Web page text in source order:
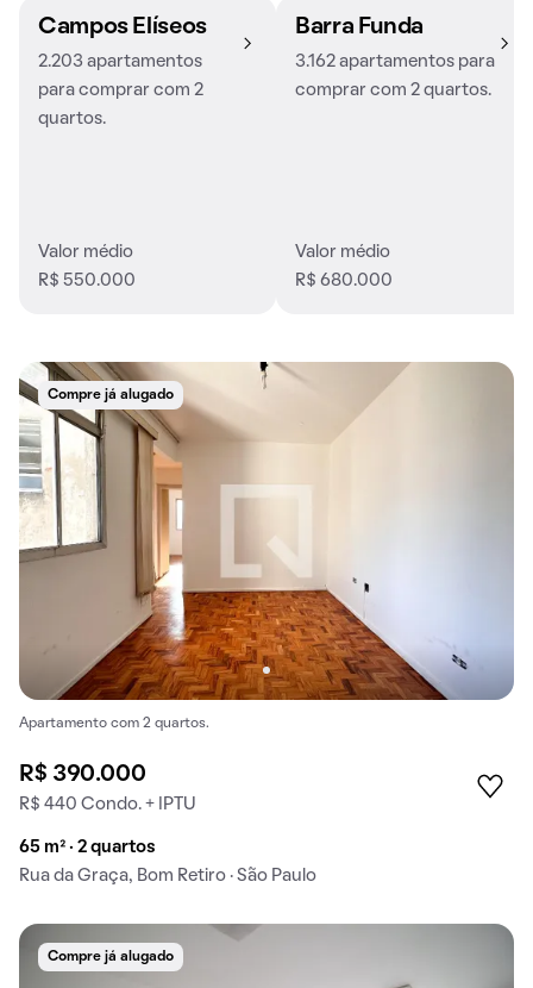
Campos Elíseos
2.203 apartamentos
para comprar com 2
quartos.
Valor médio
R$ 550.000
Barra Funda
3.162 apartamentos para
comprar com 2 quartos.
Valor médio
R$ 680.000
Compre já alugado
Apartamento com 2 quartos.
R$ 390.000
R$ 440 Condo. + IPTU
65 m² · 2 quartos
Rua da Graça, Bom Retiro · São Paulo
Compre já alugado